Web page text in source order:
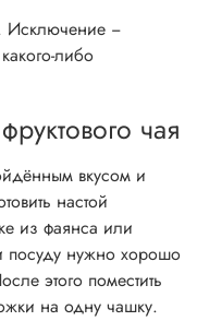
Исключение −
либо
чая
вкусом и
настой
из фаянса или
посуду нужно хорошо
этого поместить
на одну чашку.